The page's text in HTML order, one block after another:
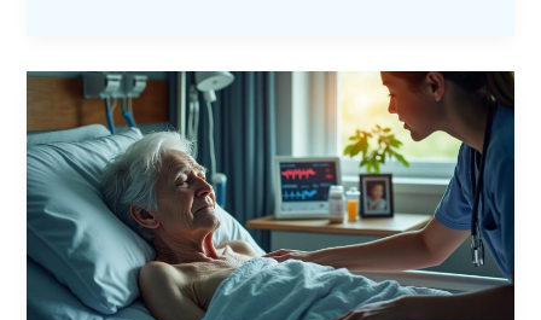
quelles
options
pour
réguler
le
rythme